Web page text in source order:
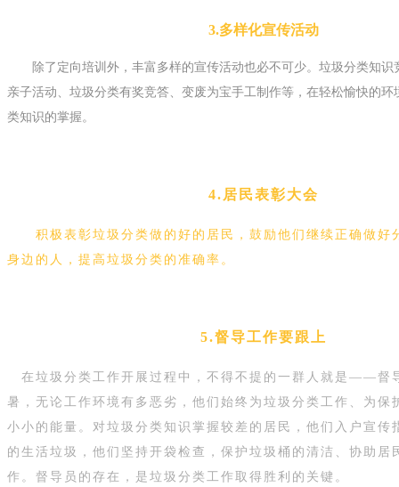
3.多样化宣传活动
除了定向培训外，丰富多样的宣传活动也必不可少。垃圾分类知识
亲子活动、垃圾分类有奖竞答、变废为宝手工制作等，在轻松愉快的环
类知识的掌握。
4.居民表彰大会
积极表彰垃圾分类做的好的居民，鼓励他们继续正确做好
身边的人，提高垃圾分类的准确率。
5.督导工作要跟上
在垃圾分类工作开展过程中，不得不提的一群人就是——督
暑，无论工作环境有多恶劣，他们始终为垃圾分类工作、为保
小小的能量。对垃圾分类知识掌握较差的居民，他们入户宣传
的生活垃圾，他们坚持开袋检查，保护垃圾桶的清洁、协助居
作。督导员的存在，是垃圾分类工作取得胜利的关键。